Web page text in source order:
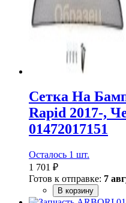
Сетка На
Rapid 2017-,
01472017151
Осталось 1 шт.
1 701 ₽
Готов к отправке: 7
В корзину